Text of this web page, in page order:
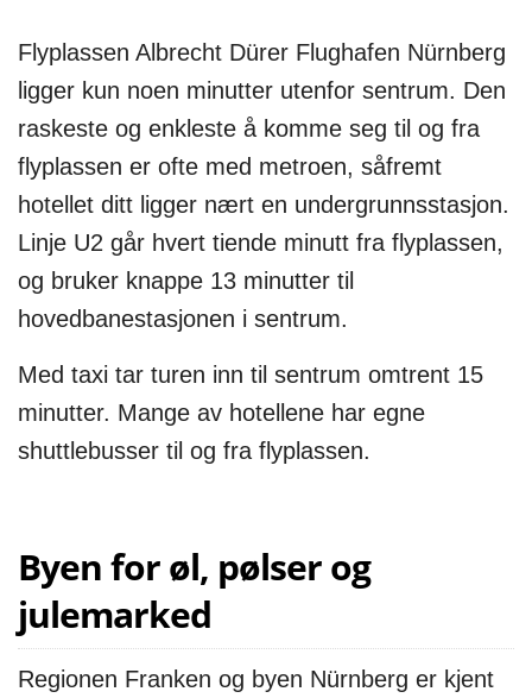
Flyplassen Albrecht Dürer Flughafen Nürnberg
ligger kun noen minutter utenfor sentrum. Den
raskeste og enkleste å komme seg til og fra
flyplassen er ofte med metroen, såfremt
hotellet ditt ligger nært en undergrunnsstasjon.
Linje U2 går hvert tiende minutt fra flyplassen,
og bruker knappe 13 minutter til
hovedbanestasjonen i sentrum.
Med taxi tar turen inn til sentrum omtrent 15
minutter. Mange av hotellene har egne
shuttlebusser til og fra flyplassen.
Byen for øl, pølser og
julemarked
Regionen Franken og byen Nürnberg er kjent